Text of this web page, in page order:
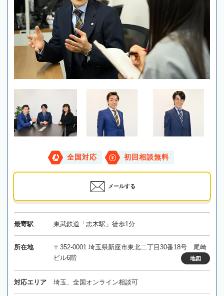
全国対応 初回相談無料
メールする
最寄駅 東武鉄道「志木駅」徒歩1分
所在地
〒352-0001 埼玉県新座市東北二丁目30番18号 尾崎
ビル6階
地図
対応エリア 埼玉、全国オンライン相談可